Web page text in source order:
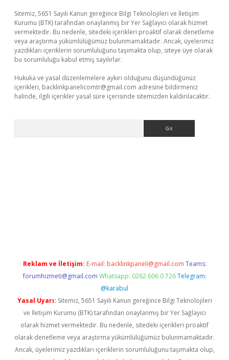
Sitemiz, 5651 Sayılı Kanun gereğince Bilgi Teknolojileri ve İletişim
Kurumu (BTK) tarafından onaylanmış bir Yer Sağlayıcı olarak hizmet
vermektedir. Bu nedenle, sitedeki içerikleri proaktif olarak denetleme
veya araştırma yükümlülüğümüz bulunmamaktadır. Ancak, üyelerimiz
yazdıkları içeriklerin sorumluluğunu taşımakta olup, siteye üye olarak
bu sorumluluğu kabul etmiş sayılırlar.
Hukuka ve yasal düzenlemelere aykırı olduğunu düşündüğünüz
içerikleri, backlinkpanelicomtr@gmail.com adresine bildirmeniz
halinde, ilgili içerikler yasal süre içerisinde sitemizden kaldırılacaktır.
Reklam ve İletişim: E-mail: backlinkpaneli@gmail.com Teams:
forumhizmeti@gmail.com Whatsapp: 0262 606 0 726 Telegram:
@karabul
Yasal Uyarı: Sitemiz, 5651 Sayılı Kanun gereğince Bilgi Teknolojileri
ve İletişim Kurumu (BTK) tarafından onaylanmış bir Yer Sağlayıcı
olarak hizmet vermektedir. Bu nedenle, sitedeki içerikleri proaktif
olarak denetleme veya araştırma yükümlülüğümüz bulunmamaktadır.
Ancak, üyelerimiz yazdıkları içeriklerin sorumluluğunu taşımakta olup,